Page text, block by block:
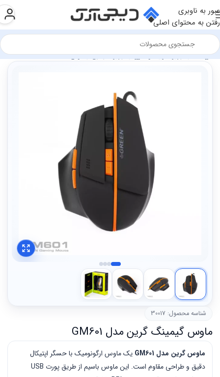
عبور به ناوبری
رفتن به محتوای اصلی
فروشگاه تجهیزات رایانه و اداری تجهیزات جانبی ماوس
شناسه محصول: 30017
ماوس گیمینگ گرین مدل GM601
ماوس گرین مدل GM601
یک ماوس ارگونومیک با حسگر اپتیکال
دقیق و طراحی مقاوم است. این ماوس باسیم از طریق پورت USB